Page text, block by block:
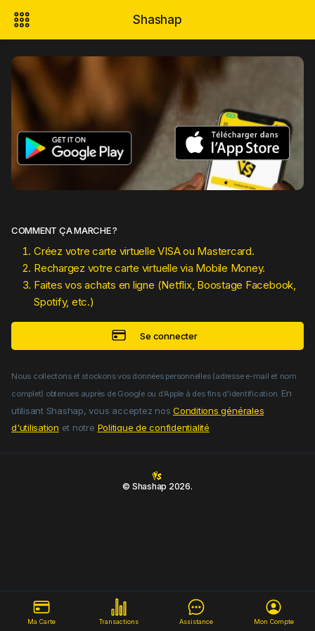
Shashap
COMMENT ÇA MARCHE ?
Créez votre carte virtuelle VISA ou Mastercard.
Rechargez votre carte virtuelle via Mobile Money.
Faites vos achats en ligne (Netflix, Boostage Facebook,
Spotify, etc.)
Se connecter
Nous collectons et stockons vos données personnelles (adresse e-mail et nom
complet) obtenues auprès de Google ou d'Apple à des fins d'identification. En
utilisant Shashap, vous acceptez nosConditions générales
d'utilisation et notre Politique de confidentialité
© Shashap 2026.
Ma Carte Transactions Assistance Mon Compte